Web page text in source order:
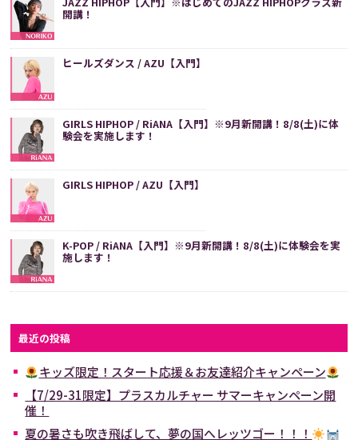
開講！
ヒールズダンス / AZU【入門】
GIRLS HIPHOP / RiANA【入門】※9月新開講！8/8(土)に体
験会を実施します！
GIRLS HIPHOP / AZU【入門】
K-POP / RiANA【入門】※9月新開講！8/8(土)に体験会を実
施します！
最近の投稿
キッズ限定！スタート応援＆お友達紹介キャンペーン
【7/29-31限定】プラスカルチャー サマーキャンペーン開
催！
夏の暑さも吹き飛ばして、夢の国へレッツゴー！！！